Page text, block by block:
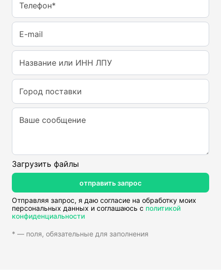
Телефон*
E-mail
Название или ИНН ЛПУ
Город поставки
Ваше сообщение
Загрузить файлы
отправить запрос
Отправляя запрос, я даю согласие на обработку моих
персональных данных и соглашаюсь с политикой
конфиденциальности
* — поля, обязательные для заполнения